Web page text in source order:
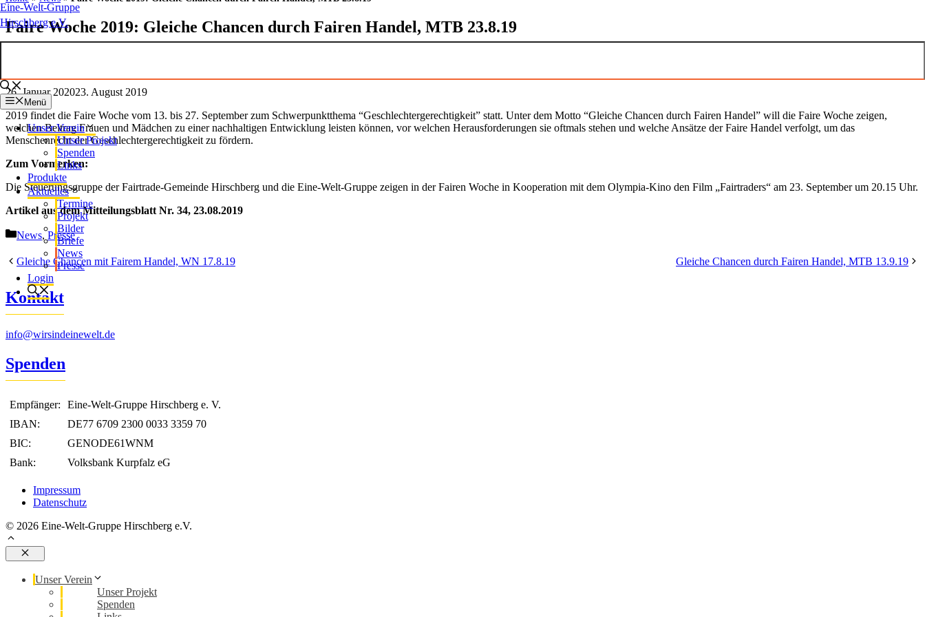
Eine-Welt-Gruppe
Hirschberg e.V.
Menü
Unser Verein
Unser Projekt
Spenden
Links
Produkte
Aktuelles
Termine
Projekt
Bilder
Briefe
News
Presse
Login
Faire Woche 2019: Gleiche Chancen durch Fairen Handel, MTB 23.8.19
26. Januar 202023. August 2019
2019 findet die Faire Woche vom 13. bis 27. September zum Schwerpunktthema “Geschlechtergerechtigkeit” statt. Unter dem Motto “Gleiche Chancen durch Fairen Handel” will die Faire Woche zeigen,
welchen Beitrag Frauen und Mädchen zu einer nachhaltigen Entwicklung leisten können, vor welchen Herausforderungen sie oftmals stehen und welche Ansätze der Faire Handel verfolgt, um das
Menschenrecht der Geschlechtergerechtigkeit zu fördern.
Zum Vormerken:
Die Steuerungsgruppe der Fairtrade-Gemeinde Hirschberg und die Eine-Welt-Gruppe zeigen in der Fairen Woche in Kooperation mit dem Olympia-Kino den Film „Fairtraders“ am 23. September um 20.15 Uhr.
Artikel aus dem Mitteilungsblatt Nr. 34, 23.08.2019
Kategorien
News,Presse
Gleiche Chancen mit Fairem Handel, WN 17.8.19 Gleiche Chancen durch Fairen Handel, MTB 13.9.19
Kontakt
info@wirsindeinewelt.de
Spenden
Empfänger:
Eine-Welt-Gruppe Hirschberg e. V.
IBAN:
DE77 6709 2300 0033 3359 70
BIC:
GENODE61WNM
Bank:
Volksbank Kurpfalz eG
Impressum
Datenschutz
© 2026 Eine-Welt-Gruppe Hirschberg e.V.
Schließen
Unser Verein
Unser Projekt
Spenden